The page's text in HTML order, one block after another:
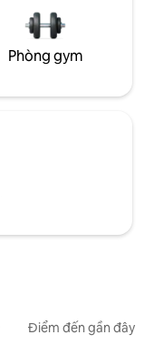
Phòng gym
Điểm đến gần đây